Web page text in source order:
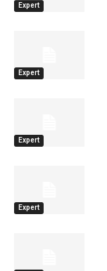
Expert
Expert
Expert
Expert